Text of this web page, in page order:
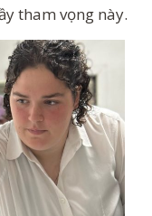
tham vọng này.